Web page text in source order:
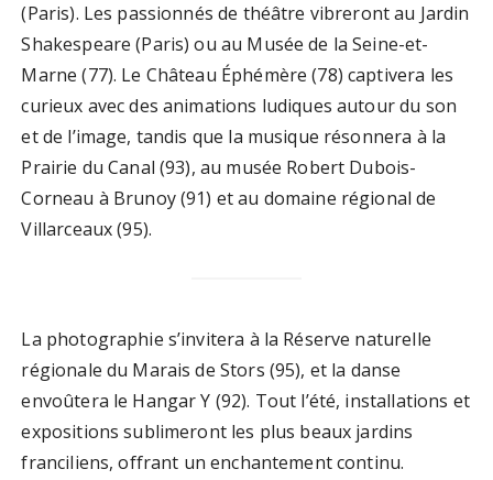
(Paris). Les passionnés de théâtre vibreront au Jardin
Shakespeare (Paris) ou au Musée de la Seine-et-
Marne (77). Le Château Éphémère (78) captivera les
curieux avec des animations ludiques autour du son
et de l’image, tandis que la musique résonnera à la
Prairie du Canal (93), au musée Robert Dubois-
Corneau à Brunoy (91) et au domaine régional de
Villarceaux (95).
La photographie s’invitera à la Réserve naturelle
régionale du Marais de Stors (95), et la danse
envoûtera le Hangar Y (92). Tout l’été, installations et
expositions sublimeront les plus beaux jardins
franciliens, offrant un enchantement continu.